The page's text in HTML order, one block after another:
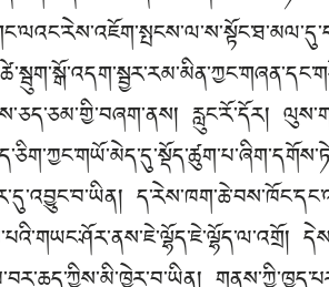
རླུང་རོ་དོར།